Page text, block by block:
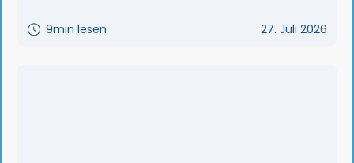
9min lesen 27. Juli 2026